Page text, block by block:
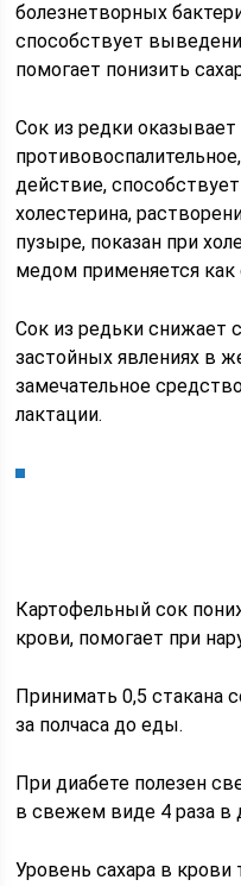
болезнетворных
способствует
помогает понизить
Сок из редки оказывает
действие,
холестерина,
пузыре, показан при
медом применяется
Сок из редьки снижает
застойных явлениях в
замечательное
лактации.
Картофельный сок
крови, помогает при
Принимать 0,5 стакана
за полчаса до еды.
При диабете полезен
в свежем виде 4 раза в
Уровень сахара в